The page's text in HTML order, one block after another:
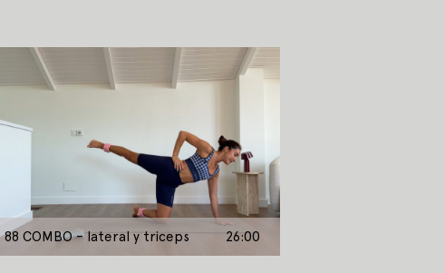
88 COMBO – lateral y triceps 26:00